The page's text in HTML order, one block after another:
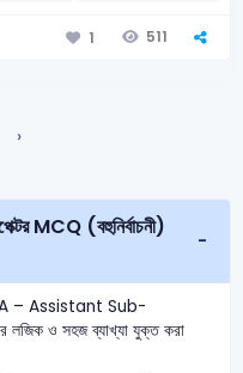
1 511
›
MCQ (বহুনির্বাচনী)
– Assistant Sub-
ও সহজ ব্যাখ্যা যুক্ত করা